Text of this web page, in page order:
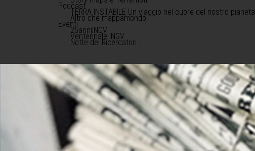
Podcast
TERRA INSTABILE Un viaggio nel cuore del nostro pianeta
Altro che mappamondo
Eventi
25anniINGV
Ventennale INGV
Notte dei Ricercatori